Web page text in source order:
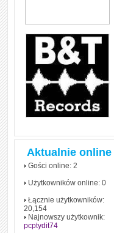
dłużej!
Aktualnie online
Gości online: 2
Użytkowników online: 0
Łącznie użytkowników:
20,154
Najnowszy użytkownik:
pcptydit74